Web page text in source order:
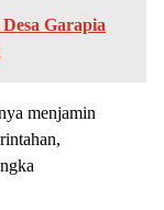
Garapia
menjamin